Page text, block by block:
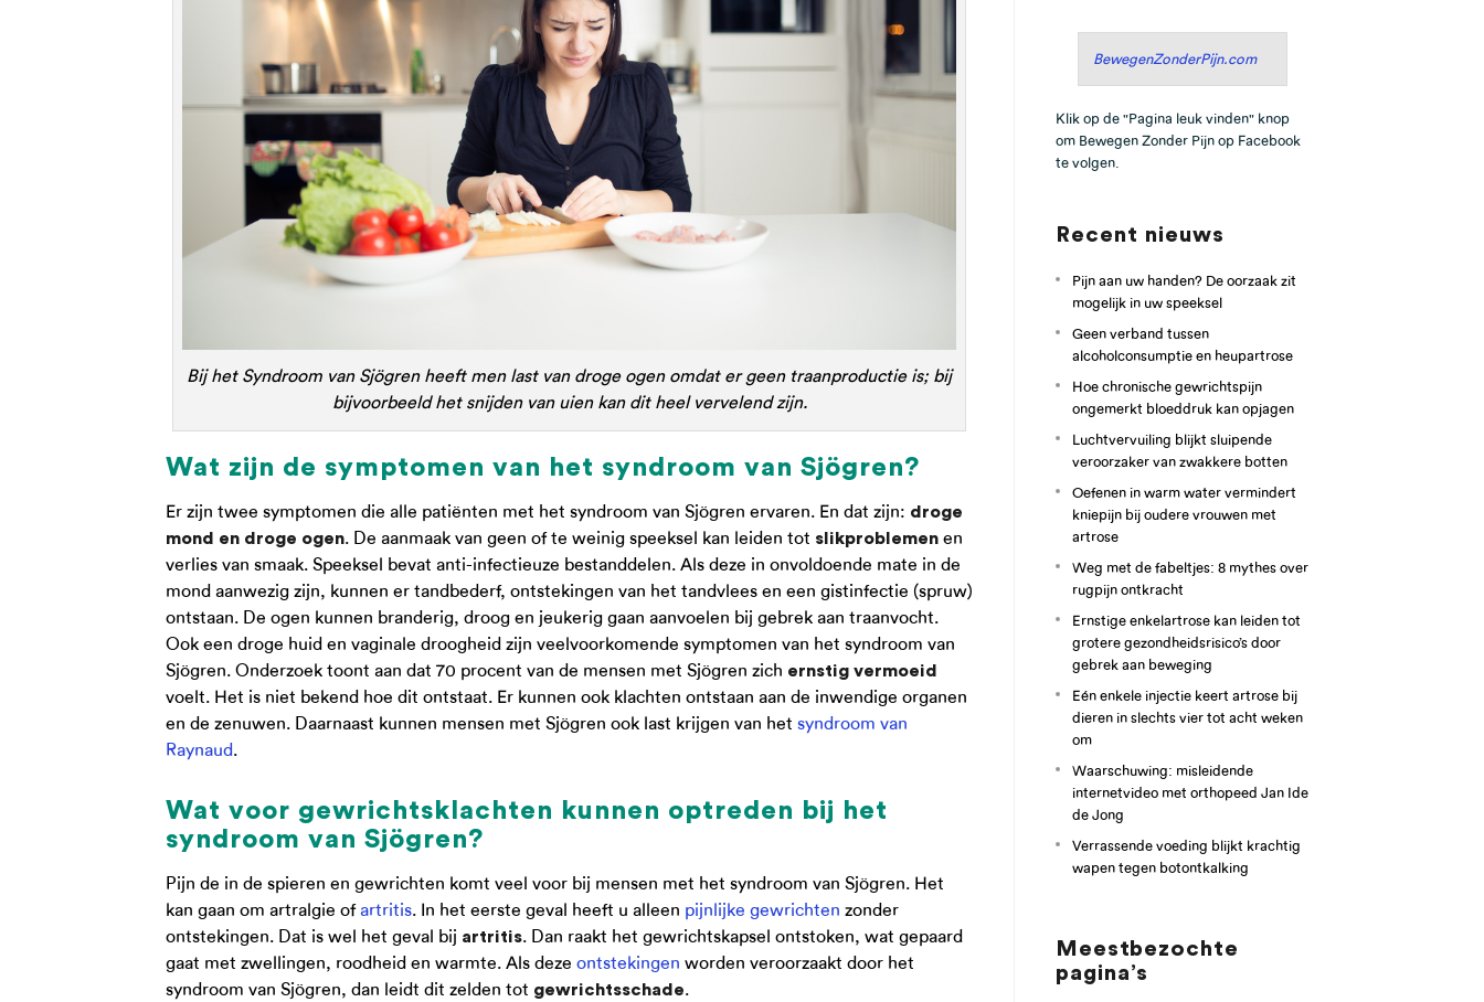
Bij het Syndroom van Sjögren heeft men last van droge ogen omdat er geen traanproductie is; bij
bijvoorbeeld het snijden van uien kan dit heel vervelend zijn.
Wat zijn de symptomen van het syndroom van Sjögren?
Er zijn twee symptomen die alle patiënten met het syndroom van Sjögren ervaren. En dat zijn: droge
mond en droge ogen. De aanmaak van geen of te weinig speeksel kan leiden tot slikproblemen en
verlies van smaak. Speeksel bevat anti-infectieuze bestanddelen. Als deze in onvoldoende mate in de
mond aanwezig zijn, kunnen er tandbederf, ontstekingen van het tandvlees en een gistinfectie (spruw)
ontstaan. De ogen kunnen branderig, droog en jeukerig gaan aanvoelen bij gebrek aan traanvocht.
Ook een droge huid en vaginale droogheid zijn veelvoorkomende symptomen van het syndroom van
Sjögren. Onderzoek toont aan dat 70 procent van de mensen met Sjögren zich ernstig vermoeid
voelt. Het is niet bekend hoe dit ontstaat. Er kunnen ook klachten ontstaan aan de inwendige organen
en de zenuwen. Daarnaast kunnen mensen met Sjögren ook last krijgen van het syndroom van
Raynaud.
Wat voor gewrichtsklachten kunnen optreden bij het
syndroom van Sjögren?
Pijn de in de spieren en gewrichten komt veel voor bij mensen met het syndroom van Sjögren. Het
kan gaan om artralgie ofartritis. In het eerste geval heeft u alleen pijnlijke gewrichten zonder
ontstekingen. Dat is wel het geval bij artritis. Dan raakt het gewrichtskapsel ontstoken, wat gepaard
gaat met zwellingen, roodheid en warmte. Als deze ontstekingen worden veroorzaakt door het
syndroom van Sjögren, dan leidt dit zelden tot gewrichtsschade.
BewegenZonderPijn.com
Klik op de "Pagina leuk vinden" knop
om Bewegen Zonder Pijn op Facebook
te volgen.
Recent nieuws
Pijn aan uw handen? De oorzaak zit
mogelijk in uw speeksel
Geen verband tussen
alcoholconsumptie en heupartrose
Hoe chronische gewrichtspijn
ongemerkt bloeddruk kan opjagen
Luchtvervuiling blijkt sluipende
veroorzaker van zwakkere botten
Oefenen in warm water vermindert
kniepijn bij oudere vrouwen met
artrose
Weg met de fabeltjes: 8 mythes over
rugpijn ontkracht
Ernstige enkelartrose kan leiden tot
grotere gezondheidsrisico’s door
gebrek aan beweging
Eén enkele injectie keert artrose bij
dieren in slechts vier tot acht weken
om
Waarschuwing: misleidende
internetvideo met orthopeed Jan Ide
de Jong
Verrassende voeding blijkt krachtig
wapen tegen botontkalking
Meestbezochte
pagina’s